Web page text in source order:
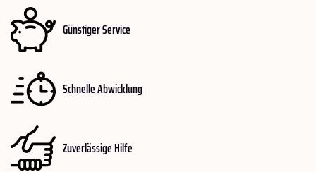
Günstiger Service
Schnelle Abwicklung
Zuverlässige Hilfe